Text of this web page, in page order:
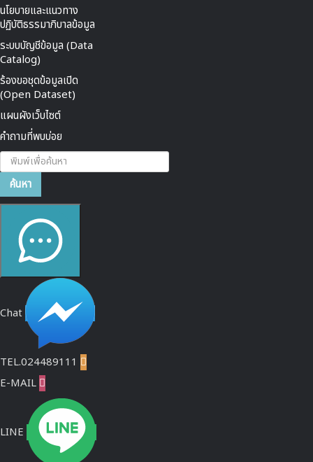
นโยบายและแนวทาง
ปฏิบัติธรรมาภิบาลข้อมูล
ระบบบัญชีข้อมูล (Data
Catalog)
ร้องขอชุดข้อมูลเปิด
(Open Dataset)
แผนผังเว็บไซต์
คำถามที่พบบ่อย
ค้นหา...
ค้นหา
Chat
TEL.024489111 
E-MAIL 
LINE